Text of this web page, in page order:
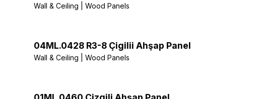
Wall & Ceiling | Wood Panels
04ML.0428 R3-8 Çigilii Ahşap Panel
Wall & Ceiling | Wood Panels